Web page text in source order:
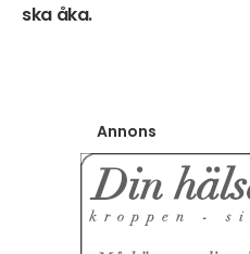
ska åka.
Annons